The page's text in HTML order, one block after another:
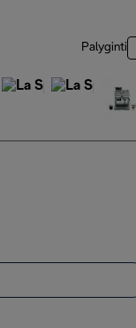
Palyginti